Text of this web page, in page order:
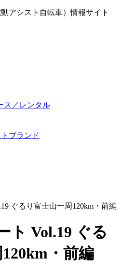
アシスト自転車）情報サイト
ス／レンタル
ブランド
ぐるり富士山一周120km・前編
ト Vol.19 ぐる
・前編